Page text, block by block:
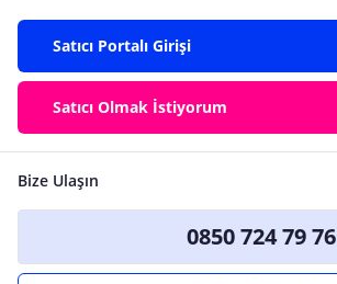
Satıcı Portalı Girişi
Satıcı Olmak İstiyorum
Bize Ulaşın
0850 724 79 76